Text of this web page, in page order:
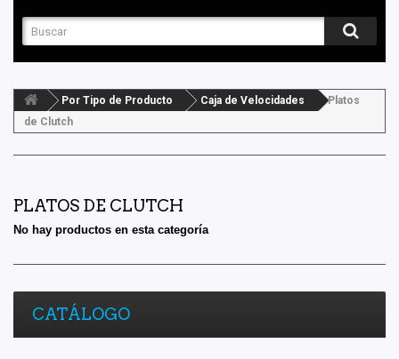
Por Tipo de Producto Caja de Velocidades
Platos
de Clutch
PLATOS DE CLUTCH
No hay productos en esta categoría
CATÁLOGO